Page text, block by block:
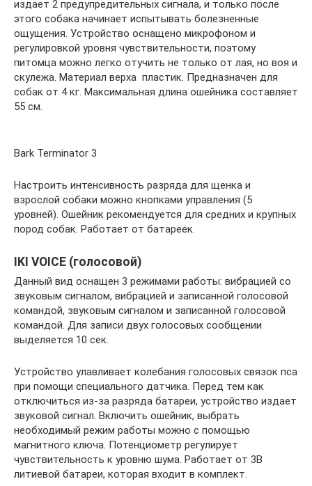
издает 2 предупредительных сигнала, и только после
этого собака начинает испытывать болезненные
ощущения. Устройство оснащено микрофоном и
регулировкой уровня чувствительности, поэтому
питомца можно легко отучить не только от лая, но воя и
скулежа. Материал верха ­ пластик. Предназначен для
собак от 4 кг. Максимальная длина ошейника составляет
55 см.
Bark Terminator 3
Настроить интенсивность разряда для щенка и
взрослой собаки можно кнопками управления (5
уровней). Ошейник рекомендуется для средних и крупных
пород собак. Работает от батареек.
IKI VOICE (голосовой)
Данный вид оснащен 3 режимами работы: вибрацией со
звуковым сигналом, вибрацией и записанной голосовой
командой, звуковым сигналом и записанной голосовой
командой. Для записи двух голосовых сообщении
выделяется 10 сек.
Устройство улавливает колебания голосовых связок пса
при помощи специального датчика. Перед тем как
отключиться из-за разряда батареи, устройство издает
звуковой сигнал. Включить ошейник, выбрать
необходимый режим работы можно с помощью
магнитного ключа. Потенциометр регулирует
чувствительность к уровню шума. Работает от 3В
литиевой батареи, которая входит в комплект.